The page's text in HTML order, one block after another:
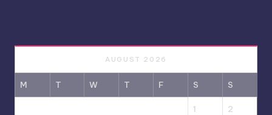
AUGUST 2026
M T W T F S S
1 2